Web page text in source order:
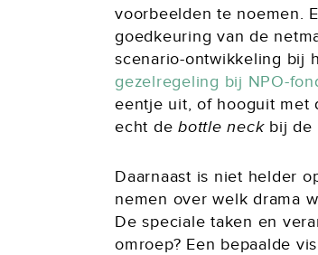
voorbeelden te noemen.
goedkeuring van de
scenario-ontwikkeling bij
gezelregeling bij NPO-
eentje uit, of hooguit met
echt debottle neckbij de
Daarnaast is niet helder
nemen over welk drama
De speciale taken en
omroep? Een bepaalde